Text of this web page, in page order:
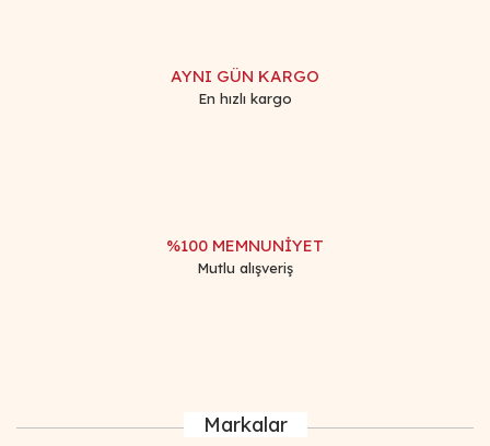
AYNI GÜN KARGO
En hızlı kargo
%100 MEMNUNİYET
Mutlu alışveriş
Markalar